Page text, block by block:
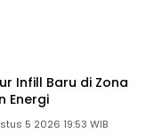
Infill Baru di Zona
Energi
5 2026 19:53 WIB